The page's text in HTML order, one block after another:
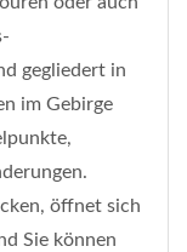
gegliedert in
im Gebirge
öffnet sich
Sie können